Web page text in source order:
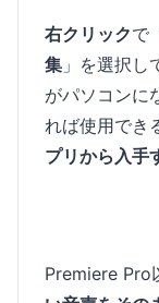
右クリックで
集 」を選択し
がパソコンに
れば使用でき
プリから入手
Premiere Pro